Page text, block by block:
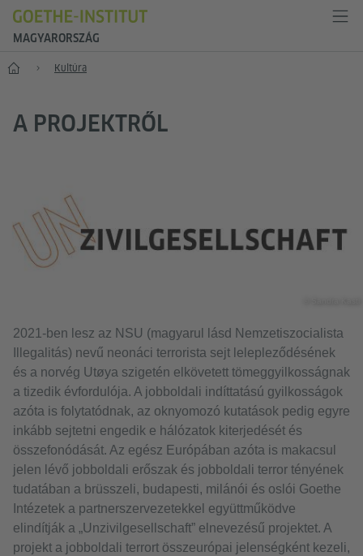
MAGYARORSZÁG
Főoldal Kultúra
A PROJEKTRŐL
2021-ben lesz az NSU (magyarul lásd Nemzetiszocialista
Illegalitás) nevű neonáci terrorista sejt lelepleződésének
és a norvég Utøya szigetén elkövetett tömeggyilkosságnak
a tizedik évfordulója. A jobboldali indíttatású gyilkosságok
azóta is folytatódnak, az oknyomozó kutatások pedig egyre
inkább sejtetni engedik e hálózatok kiterjedését és
összefonódását. Az egész Európában azóta is makacsul
jelen lévő jobboldali erőszak és jobboldali terror tényének
tudatában a brüsszeli, budapesti, milánói és oslói Goethe
Intézetek a partnerszervezetekkel együttműködve
elindítják a „Unzivilgesellschaft” elnevezésű projektet. A
projekt a jobboldali terrort összeurópai jelenségként kezeli,